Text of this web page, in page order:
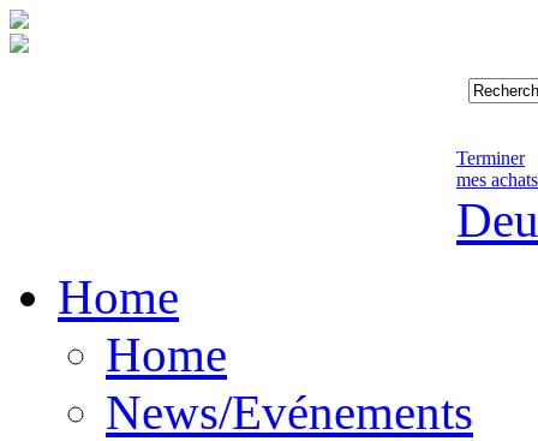
Terminer
mes
Home
Home
News/Evénements